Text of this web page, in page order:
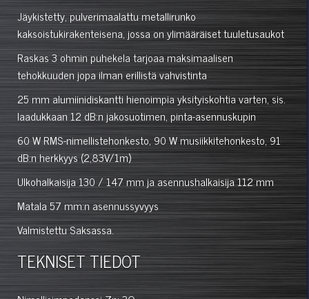
Jäykistetty, pulverimaalattu metallirunko
kaksoistukirakenteisena, jossa on ylimääräiset tuuletusaukot
Raskas 3 ohmin puhekela tarjoaa maksimaalisen
tehokkuuden jopa ilman erillistä vahvistinta
25 mm alumiinidiskantti hienoimpia yksityiskohtia varten, sis.
laadukkaan 12 dB:n jakosuotimen, pinta-asennuskupin
60 W RMS-nimellistehonkesto, 90 W musiikkitehonkesto, 91
dB:n herkkyys (2,83V/1m)
Ulkohalkaisija 130 / 147 mm ja asennushalkaisija 112 mm
Matala 57 mm:n asennussyvyys
Valmistettu Saksassa.
TEKNISET TIEDOT